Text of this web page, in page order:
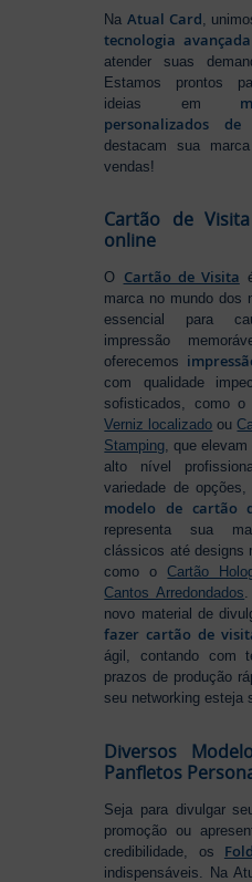
Na Atual Card ,
tecnologia
atender suas
Estamos prontos
ideias em
personalizados
destacam sua
vendas!
Cartão de
online
O Cartão de Visita
marca no mundo dos
essencial para
impressão
oferecemos
com qualidade
sofisticados, como o
Verniz localizado ou
Stamping, que
alto nível
variedade de
modelo de cartão
representa sua
clássicos até designs
como oCartão
Cantos Arredondados
novo material de
fazer cartão de
ágil, contando com
prazos de produção
seu networking esteja
Diversos
Panfletos
Seja para divulgar
promoção ou
credibilidade, os
indispensáveis. Na